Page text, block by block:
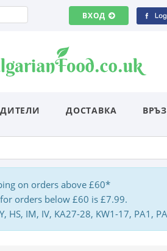
ВХОД
ДОСТАВКА
on orders above £60*
orders below £60 is £7.99.
IM, IV, KA27-28, KW1-17, PA1,